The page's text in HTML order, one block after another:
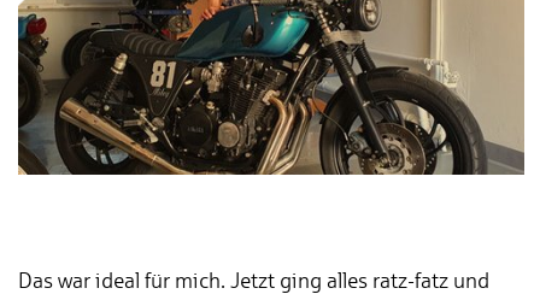
Das war ideal für mich. Jetzt ging alles ratz-fatz und